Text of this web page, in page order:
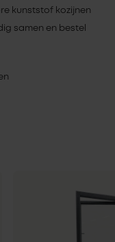
kunststof kozijnen
samen en bestel